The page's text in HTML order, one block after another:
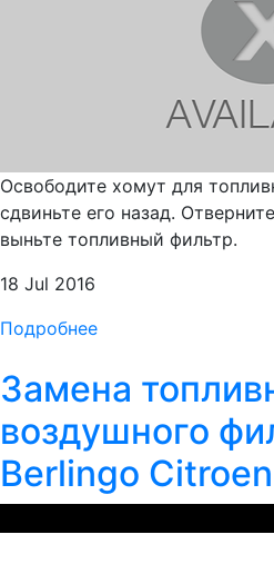
Освободите хомут для
сдвиньте его назад.
выньте топливный фильтр.
18 Jul 2016
Подробнее
Замена
воздушного
Berlingo Citroen